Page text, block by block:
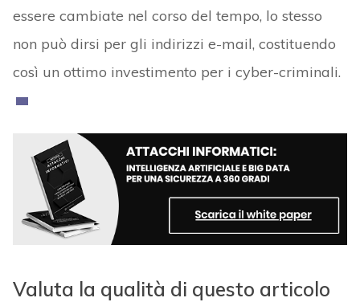
essere cambiate nel corso del tempo, lo stesso
non può dirsi per gli indirizzi e-mail, costituendo
così un ottimo investimento per i cyber-criminali.
Valuta la qualità di questo articolo